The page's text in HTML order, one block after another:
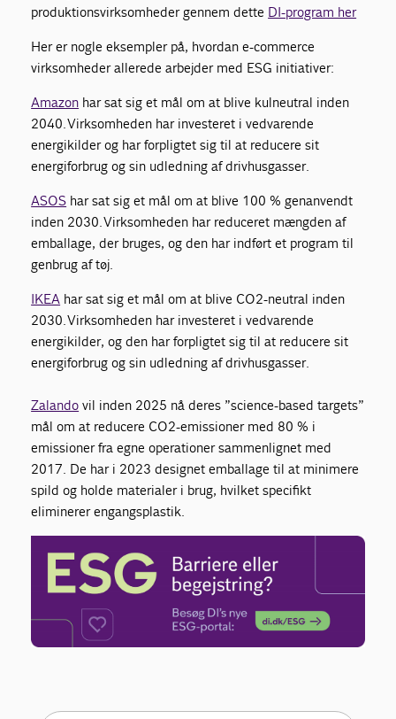
produktionsvirksomheder gennem dette DI-program her
Her er nogle eksempler på, hvordan e-commerce
virksomheder allerede arbejder med ESG initiativer:
Amazon har sat sig et mål om at blive kulneutral inden
2040. Virksomheden har investeret i vedvarende
energikilder og har forpligtet sig til at reducere sit
energiforbrug og sin udledning af drivhusgasser.
ASOS har sat sig et mål om at blive 100 % genanvendt
inden 2030. Virksomheden har reduceret mængden af
emballage, der bruges, og den har indført et program til
genbrug af tøj.
IKEA har sat sig et mål om at blive CO2-neutral inden
2030. Virksomheden har investeret i vedvarende
energikilder, og den har forpligtet sig til at reducere sit
energiforbrug og sin udledning af drivhusgasser.
Zalando vil inden 2025 nå deres ”science-based targets”
mål om at reducere CO2-emissioner med 80 % i
emissioner fra egne operationer sammenlignet med
2017. De har i 2023 designet emballage til at minimere
spild og holde materialer i brug, hvilket specifikt
eliminerer engangsplastik.